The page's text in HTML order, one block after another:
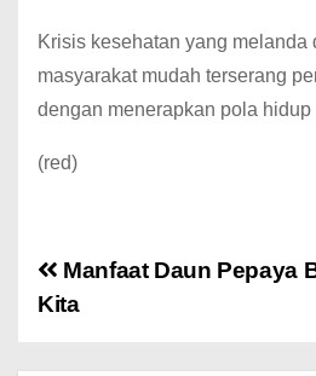
Krisis kesehatan yang
masyarakat mudah terserang
dengan menerapkan pola
(red)
Manfaat Daun Pepaya
Kita